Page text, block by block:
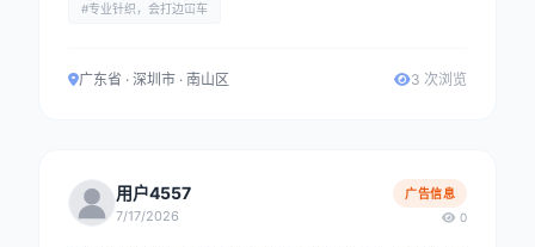
#专业针织，会打边冚车
广东省 · 深圳市 · 南山区 3 次浏览
用户4557
7/17/2026
广告信息
0